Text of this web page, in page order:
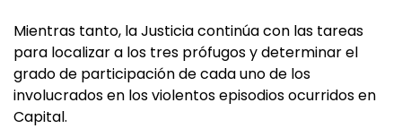
Mientras tanto, la Justicia continúa con las tareas
para localizar a los tres prófugos y determinar el
grado de participación de cada uno de los
involucrados en los violentos episodios ocurridos en
Capital.